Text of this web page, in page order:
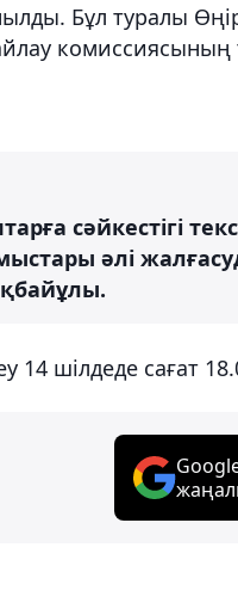
Бұл туралы
сәйкестігі
әлі
14 шілдеде сағат